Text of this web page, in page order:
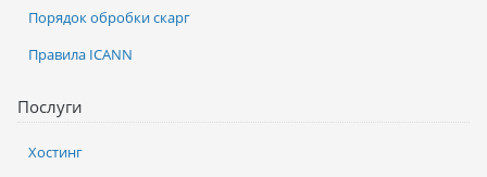
Послуги
Хостинг
Порядок обробки скарг
Правила ICANN